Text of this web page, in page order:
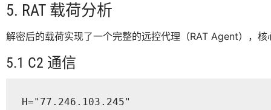
5. RAT 载荷分析
解密后的载荷实现了一个完整的远控代理（RAT Agent），核
5.1 C2 通信
H="77.246.103.245"